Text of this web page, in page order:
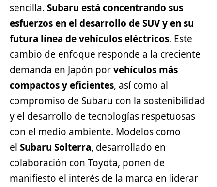
sencilla. Subaru está concentrando sus
esfuerzos en el desarrollo deSUVy en su
futura línea de vehículos eléctricos. Este
cambio de enfoque responde a la creciente
demanda en Japón porvehículos más
compactos y eficientes, así como al
compromiso de Subaru con la sostenibilidad
y el desarrollo de tecnologías respetuosas
con el medio ambiente. Modelos como
el Subaru Solterra, desarrollado en
colaboración con Toyota, ponen de
manifiesto el interés de la marca en liderar